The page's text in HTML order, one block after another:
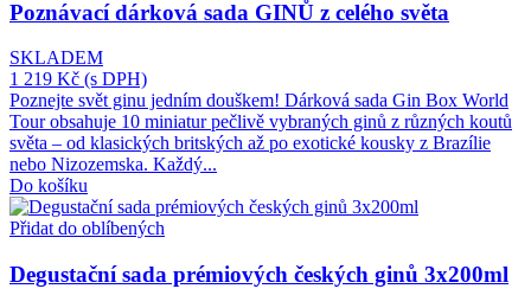
Poznávací dárková sada GINŮ z celého světa
SKLADEM
1 219 Kč (s DPH)
Poznejte svět ginu jedním douškem! Dárková sada Gin Box World
Tour obsahuje 10 miniatur pečlivě vybraných ginů z různých koutů
světa – od klasických britských až po exotické kousky z Brazílie
nebo Nizozemska. Každý...
Do košíku
Přidat do oblíbených
Degustační sada prémiových českých ginů 3x200ml